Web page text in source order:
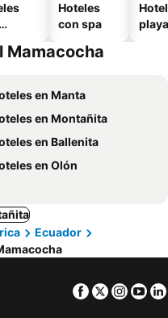
Hoteles
con spa
playa
Mamacocha
en Manta
en Montañita
en Ballenita
en Olón
Ecuador
Facebook
Twitter